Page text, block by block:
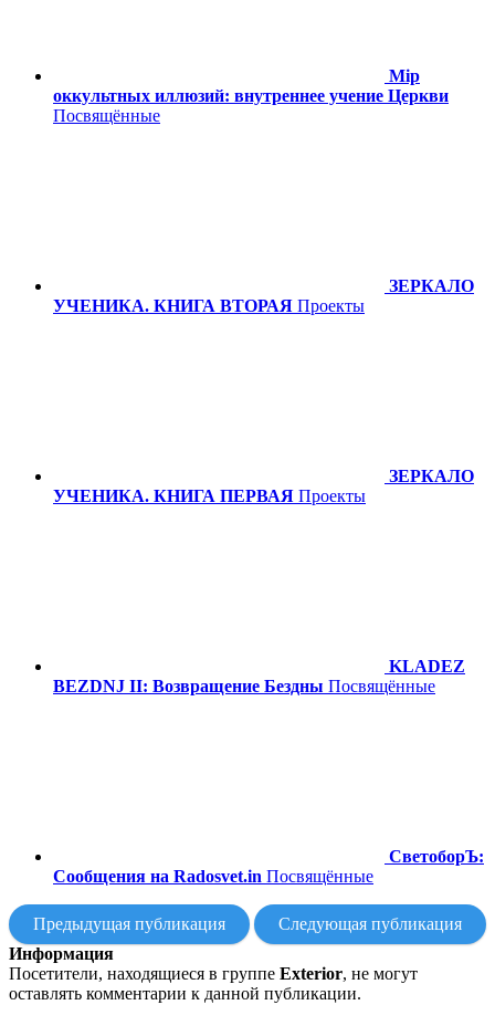
Мiр
оккультных иллюзий: внутреннее учение Церкви
Посвящённые
ЗЕРКАЛО
УЧЕНИКА. КНИГА ВТОРАЯ Проекты
ЗЕРКАЛО
УЧЕНИКА. КНИГА ПЕРВАЯ Проекты
KLADEZ
BEZDNJ II: Возвращение Бездны Посвящённые
СветоборЪ:
Сообщения на Radosvet.in Посвящённые
Предыдущая публикация
Следующая публикация
Информация
Посетители, находящиеся в группе Exterior, не могут
оставлять комментарии к данной публикации.